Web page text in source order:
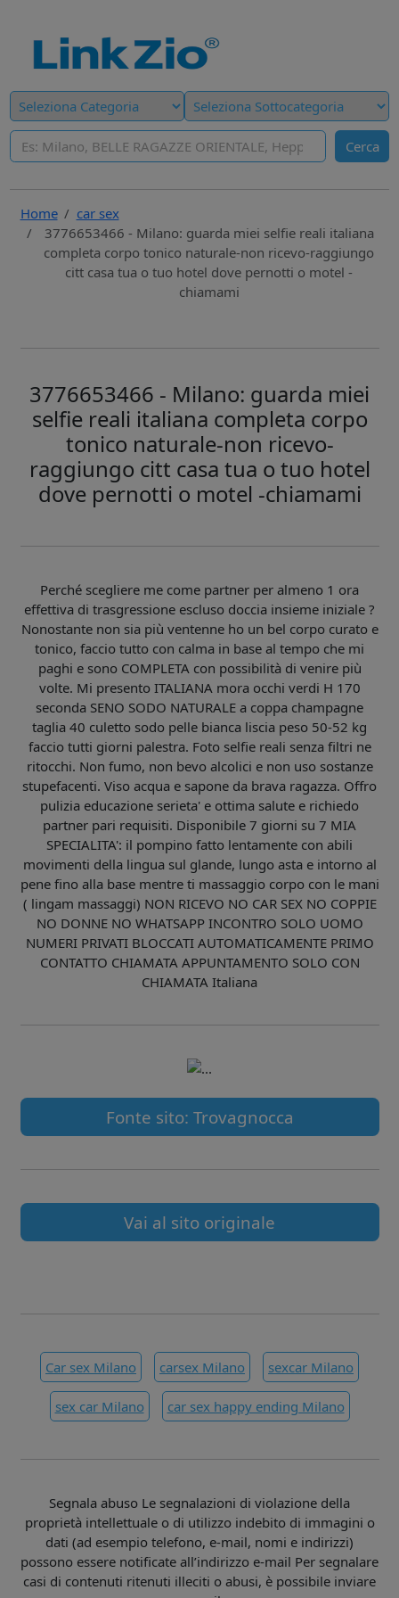
Cerca
Home
car sex
3776653466 - Milano: guarda miei selfie reali italiana
completa corpo tonico naturale-non ricevo-raggiungo
citt casa tua o tuo hotel dove pernotti o motel -
chiamami
3776653466 - Milano: guarda miei
selfie reali italiana completa corpo
tonico naturale-non ricevo-
raggiungo citt casa tua o tuo hotel
dove pernotti o motel -chiamami
Perché scegliere me come partner per almeno 1 ora
effettiva di trasgressione escluso doccia insieme iniziale ?
Nonostante non sia più ventenne ho un bel corpo curato e
tonico, faccio tutto con calma in base al tempo che mi
paghi e sono COMPLETA con possibilità di venire più
volte. Mi presento ITALIANA mora occhi verdi H 170
seconda SENO SODO NATURALE a coppa champagne
taglia 40 culetto sodo pelle bianca liscia peso 50-52 kg
faccio tutti giorni palestra. Foto selfie reali senza filtri ne
ritocchi. Non fumo, non bevo alcolici e non uso sostanze
stupefacenti. Viso acqua e sapone da brava ragazza. Offro
pulizia educazione serieta' e ottima salute e richiedo
partner pari requisiti. Disponibile 7 giorni su 7 MIA
SPECIALITA': il pompino fatto lentamente con abili
movimenti della lingua sul glande, lungo asta e intorno al
pene fino alla base mentre ti massaggio corpo con le mani
( lingam massaggi) NON RICEVO NO CAR SEX NO COPPIE
NO DONNE NO WHATSAPP INCONTRO SOLO UOMO
NUMERI PRIVATI BLOCCATI AUTOMATICAMENTE PRIMO
CONTATTO CHIAMATA APPUNTAMENTO SOLO CON
CHIAMATA Italiana
Fonte sito: Trovagnocca
Vai al sito originale
Car sex Milano carsex Milano sexcar Milano
sex car Milano car sex happy ending Milano
Segnala abuso Le segnalazioni di violazione della
proprietà intellettuale o di utilizzo indebito di immagini o
dati (ad esempio telefono, e-mail, nomi e indirizzi)
possono essere notificate all’indirizzo e-mail Per segnalare
casi di contenuti ritenuti illeciti o abusi, è possibile inviare